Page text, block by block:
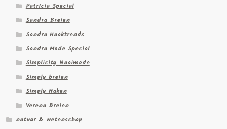
Patricia Special
Sandra Breien
Sandra Haaktrends
Sandra Mode Special
Simplicity Naaimode
Simply breien
Simply Haken
Verena Breien
natuur & wetenschap